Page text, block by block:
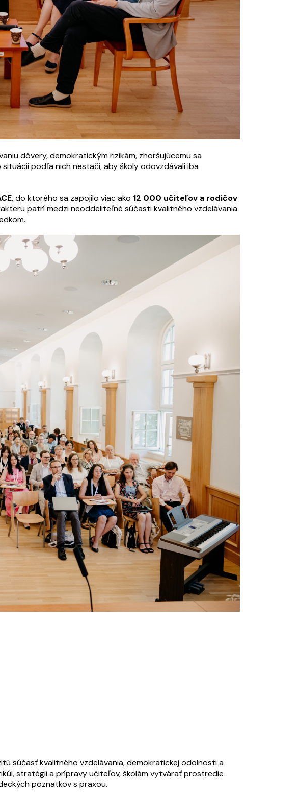
dôvery, demokratickým rizikám, zhoršujúcemu sa
podľa nich nestačí, aby školy odovzdávali iba
, do ktorého sa zapojilo viac ako 12 000 učiteľov a rodičov
patrí medzi neoddeliteľné súčasti kvalitného vzdelávania
súčasť kvalitného vzdelávania, demokratickej odolnosti a
stratégií a prípravy učiteľov, školám vytvárať prostredie
poznatkov s praxou.